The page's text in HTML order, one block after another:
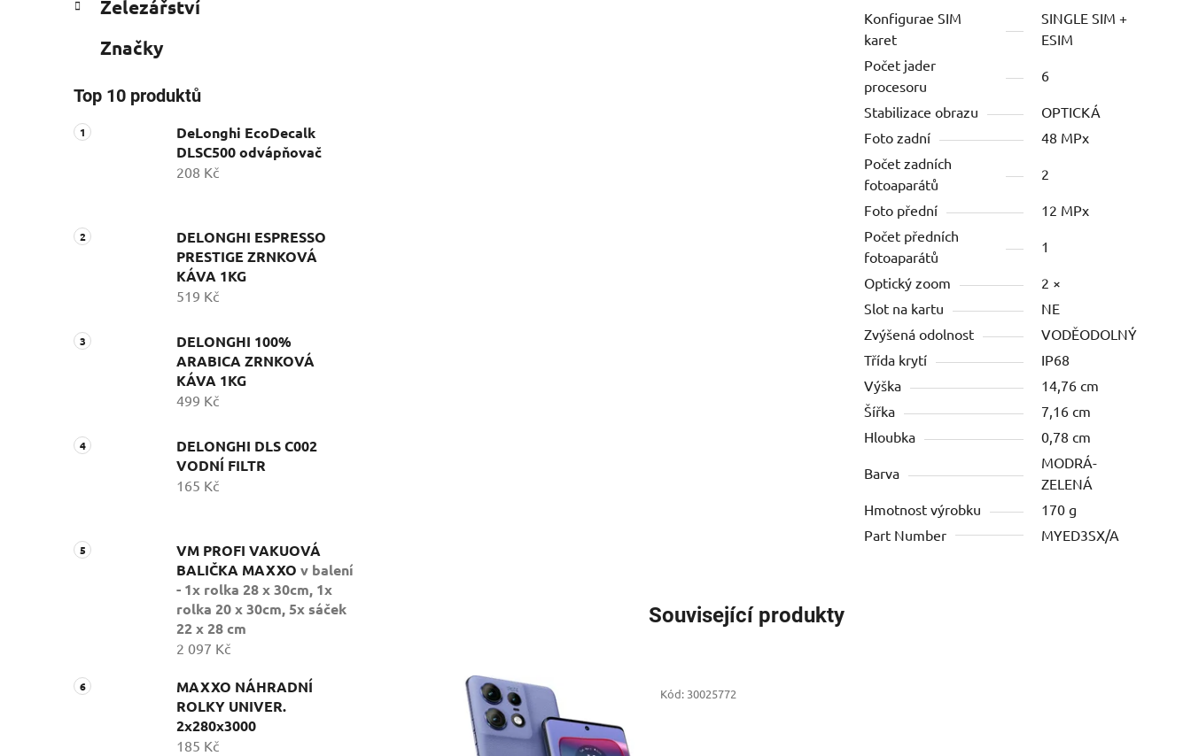
Železářství
Značky
Top 10 produktů
DeLonghi EcoDecalk
DLSC500 odvápňovač
208 Kč
DELONGHI ESPRESSO
PRESTIGE ZRNKOVÁ
KÁVA 1KG
519 Kč
DELONGHI 100%
ARABICA ZRNKOVÁ
KÁVA 1KG
499 Kč
DELONGHI DLS C002
VODNÍ FILTR
165 Kč
VM PROFI VAKUOVÁ
BALIČKA MAXXO v balení
- 1x rolka 28 x 30cm, 1x
rolka 20 x 30cm, 5x sáček
22 x 28 cm
2 097 Kč
MAXXO NÁHRADNÍ
ROLKY UNIVER.
2x280x3000
185 Kč
Konfigurae SIM
karet
SINGLE SIM +
ESIM
Počet jader
procesoru
6
Stabilizace obrazu
OPTICKÁ
Foto zadní
48 MPx
Počet zadních
fotoaparátů
2
Foto přední
12 MPx
Počet předních
fotoaparátů
1
Optický zoom
2 ×
Slot na kartu
NE
Zvýšená odolnost
VODĚODOLNÝ
Třída krytí
IP68
Výška
14,76 cm
Šířka
7,16 cm
Hloubka
0,78 cm
Barva
MODRÁ-
ZELENÁ
Hmotnost výrobku
170 g
Part Number
MYED3SX/A
Související produkty
Kód: 30025772